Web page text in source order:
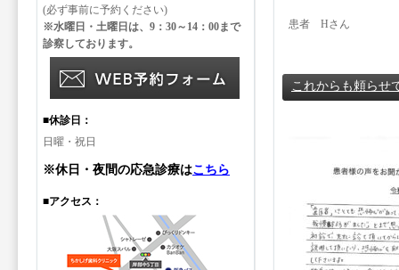
患者 Hさん
これからも頼らせ
(必ず事前に予約ください)
※水曜日・土曜日は、9：30～14：00まで
診察しております。
■休診日：
日曜・祝日
※休日・夜間の応急診療はこちら
■アクセス：